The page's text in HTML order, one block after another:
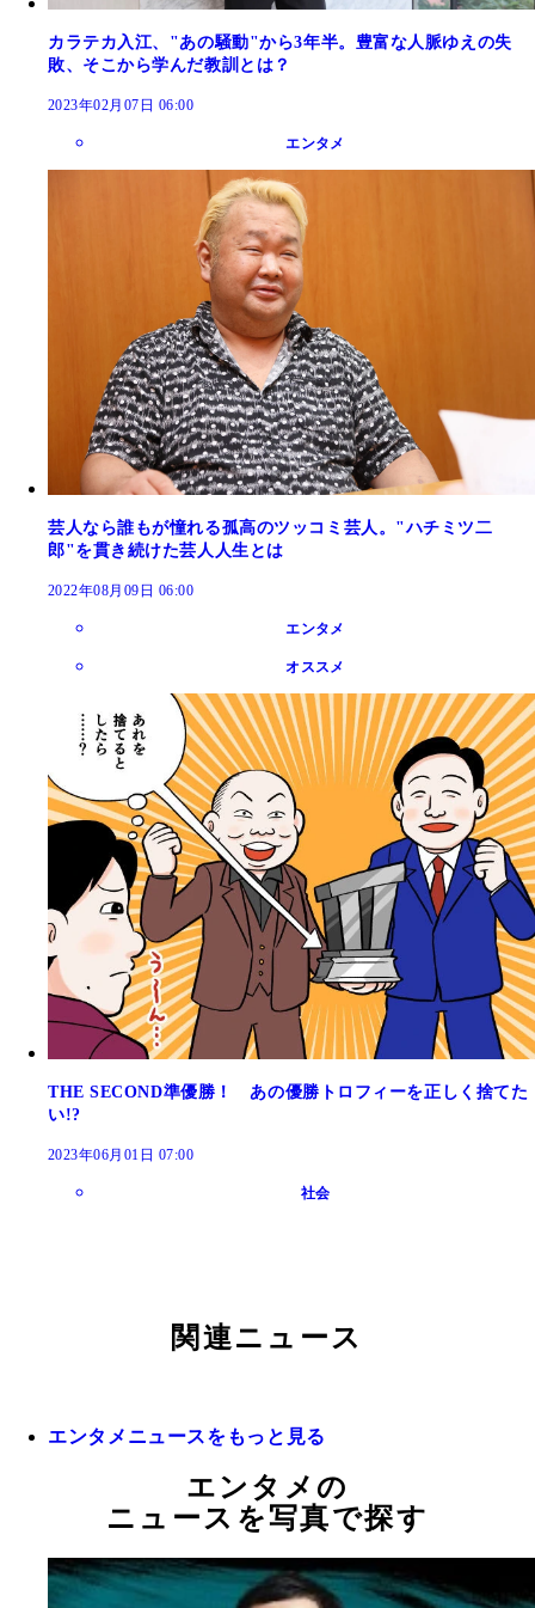
カラテカ入江、"あの騒動"から3年半。豊富な人脈ゆえの失
敗、そこから学んだ教訓とは？
2023年02月07日 06:00
エンタメ
芸人なら誰もが憧れる孤高のツッコミ芸人。"ハチミツ二
郎"を貫き続けた芸人人生とは
2022年08月09日 06:00
エンタメ
オススメ
THE SECOND準優勝！ あの優勝トロフィーを正しく捨てた
い!?
2023年06月01日 07:00
社会
関連ニュース
エンタメニュースをもっと見る
エンタメの
ニュースを写真で探す